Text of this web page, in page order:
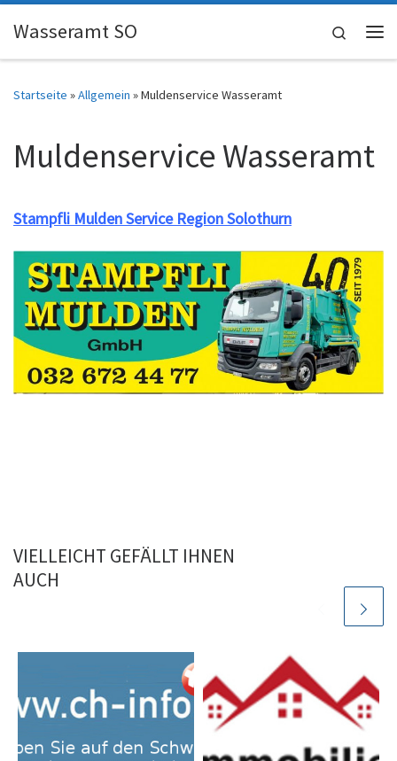
Skip to content
Wasseramt SO
Search
Startseite »Allgemein »Muldenservice Wasseramt
Muldenservice Wasseramt
Stampfli Mulden Service Region Solothurn
VIELLEICHT GEFÄLLT IHNEN
AUCH